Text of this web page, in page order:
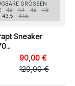
GRÖSSEN
43 44 45
46
43.5
41.5
Sneaker
90,00 €
120,00 €